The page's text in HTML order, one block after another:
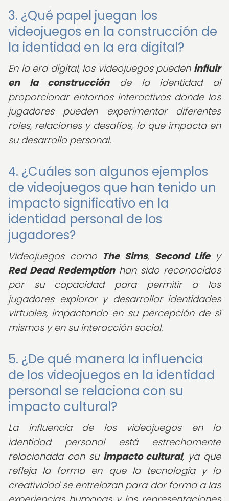
3. ¿Qué papel juegan los
videojuegos en la construcción de
la identidad en la era digital?
En la era digital, los videojuegos pueden influir
en la construcciónde la identidad al
proporcionar entornos interactivos donde los
jugadores pueden experimentar diferentes
roles, relaciones y desafíos, lo que impacta en
su desarrollo personal.
4. ¿Cuáles son algunos ejemplos
de videojuegos que han tenido un
impacto significativo en la
identidad personal de los
jugadores?
Videojuegos como The Sims, Second Lifey
Red Dead Redemptionhan sido reconocidos
por su capacidad para permitir a los
jugadores explorar y desarrollar identidades
virtuales, impactando en su percepción de sí
mismos y en su interacción social.
5. ¿De qué manera la influencia
de los videojuegos en la identidad
personal se relaciona con su
impacto cultural?
La influencia de los videojuegos en la
identidad personal está estrechamente
relacionada con su impacto cultural, ya que
refleja la forma en que la tecnología y la
creatividad se entrelazan para dar forma a las